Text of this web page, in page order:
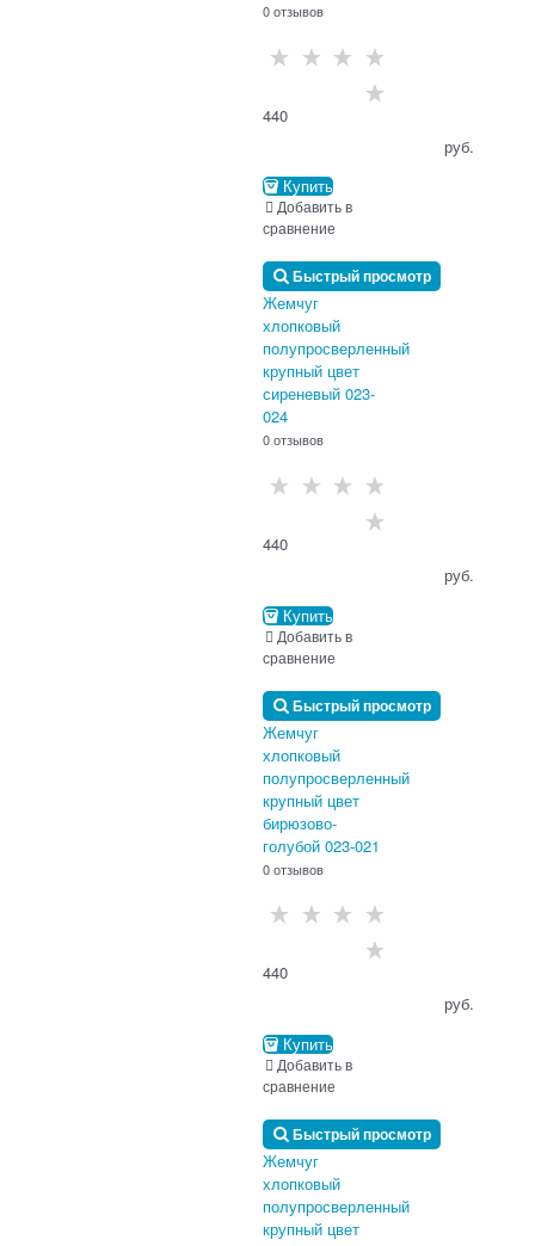
0 отзывов
440
                                      руб.
Купить
Добавить в
сравнение
Быстрый просмотр
Жемчуг
хлопковый
полупросверленный
крупный цвет
сиреневый 023-
024
0 отзывов
440
                                      руб.
Купить
Добавить в
сравнение
Быстрый просмотр
Жемчуг
хлопковый
полупросверленный
крупный цвет
бирюзово-
голубой 023-021
0 отзывов
440
                                      руб.
Купить
Добавить в
сравнение
Быстрый просмотр
Жемчуг
хлопковый
полупросверленный
крупный цвет